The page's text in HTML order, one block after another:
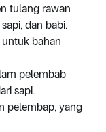
tulang rawan
dan babi.
bahan
pelembab
sapi.
pelembap, yang